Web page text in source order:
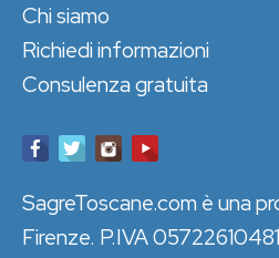
Chi siamo
Richiedi informazioni
Consulenza gratuita
SagreToscane.com è una
Firenze. P.IVA